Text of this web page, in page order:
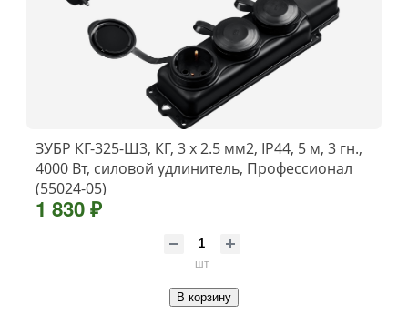
ЗУБР КГ-325-Ш3, КГ, 3 x 2.5 мм2, IP44, 5 м, 3 гн.,
4000 Вт, силовой удлинитель, Профессионал
(55024-05)
1 830 ₽
шт
В корзину